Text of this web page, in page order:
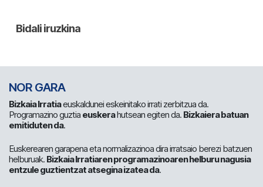
NOR GARA
Bizkaia Irratiaeuskaldunei eskeinitako irrati zerbitzua da.
Programazino guztia euskerahutsean egiten da. Bizkaiera batuan
emitiduten da.
Euskerearen garapena eta normalizazinoa dira irratsaio berezi batzuen
helburuak. Bizkaia Irratiaren programazinoaren helburu nagusia
entzule guztientzat atsegina izatea da.